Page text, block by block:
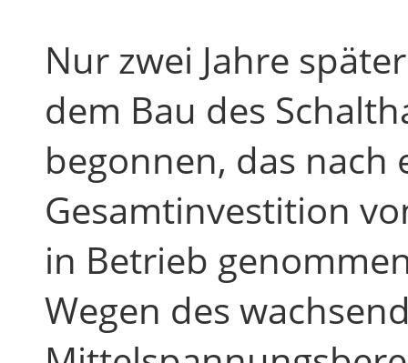
Nur zwei Jahre
dem Bau des
begonnen, das nach
Gesamtinvestition
in Betrieb
Wegen des